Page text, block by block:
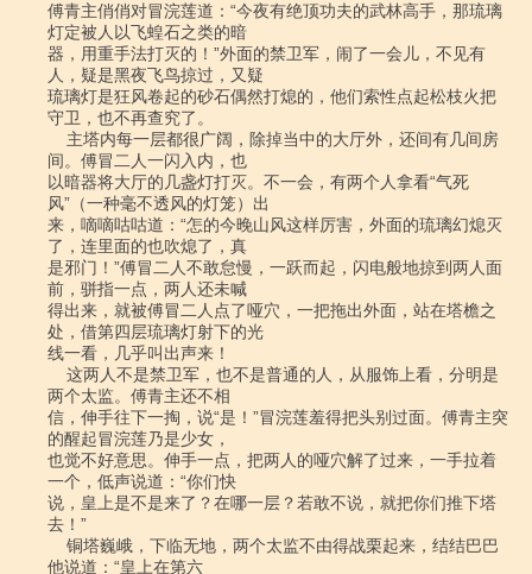
傅青主俏俏对冒浣莲道：“今夜有绝顶功夫的武林高手，那琉璃
灯定被人以飞蝗石之类的暗
器，用重手法打灭的！”外面的禁卫军，闹了一会儿，不见有
人，疑是黑夜飞鸟掠过，又疑
琉璃灯是狂风卷起的砂石偶然打熄的，他们索性点起松枝火把
守卫，也不再查究了。
间。傅冒二人一闪入内，也
以暗器将大厅的几盏灯打灭。不一会，有两个人拿看“气死
风”（一种毫不透风的灯笼）出
来，嘀嘀咕咕道：“怎的今晚山风这样厉害，外面的琉璃幻熄灭
了，连里面的也吹熄了，真
是邪门！”傅冒二人不敢怠慢，一跃而起，闪电般地掠到两人面
前，骈指一点，两人还未喊
得出来，就被傅冒二人点了哑穴，一把拖出外面，站在塔檐之
处，借第四层琉璃灯射下的光
线一看，几乎叫出声来！
两个太监。傅青主还不相
信，伸手往下一掏，说“是！”冒浣莲羞得把头别过面。傅青主突
的醒起冒浣莲乃是少女，
也觉不好意思。伸手一点，把两人的哑穴解了过来，一手拉着
一个，低声说道：“你们快
说，皇上是不是来了？在哪一层？若敢不说，就把你们推下塔
去！”
他说道：“皇上在第六